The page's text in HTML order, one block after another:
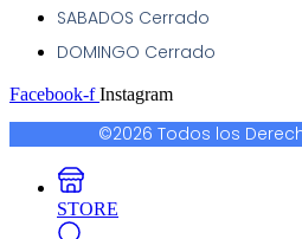
SABADOS Cerrado
DOMINGO Cerrado
Facebook-f Instagram
©2026 Todos los
STORE